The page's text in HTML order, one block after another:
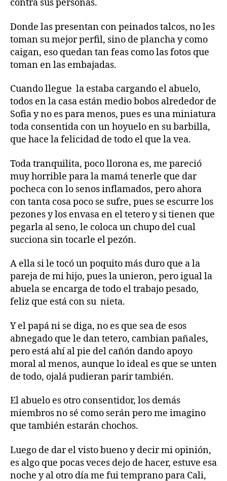
contra sus personas.
Donde las presentan con peinados talcos, no les
toman su mejor perfil, sino de plancha y como
caigan, eso quedan tan feas como las fotos que
toman en las embajadas.
Cuando llegue la estaba cargando el abuelo,
todos en la casa están medio bobos alrededor de
Sofia y no es para menos, pues es una miniatura
toda consentida con un hoyuelo en su barbilla,
que hace la felicidad de todo el que la vea.
Toda tranquilita, poco llorona es, me pareció
muy horrible para la mamá tenerle que dar
pocheca con lo senos inflamados, pero ahora
con tanta cosa poco se sufre, pues se escurre los
pezones y los envasa en el tetero y si tienen que
pegarla al seno, le coloca un chupo del cual
succiona sin tocarle el pezón.
A ella si le tocó un poquito más duro que a la
pareja de mi hijo, pues la unieron, pero igual la
abuela se encarga de todo el trabajo pesado,
feliz que está con su nieta.
Y el papá ni se diga, no es que sea de esos
abnegado que le dan tetero, cambian pañales,
pero está ahí al pie del cañón dando apoyo
moral al menos, aunque lo ideal es que se unten
de todo, ojalá pudieran parir también.
El abuelo es otro consentidor, los demás
miembros no sé como serán pero me imagino
que también estarán chochos.
Luego de dar el visto bueno y decir mi opinión,
es algo que pocas veces dejo de hacer, estuve esa
noche y al otro día me fui temprano para Cali,
#
F
r